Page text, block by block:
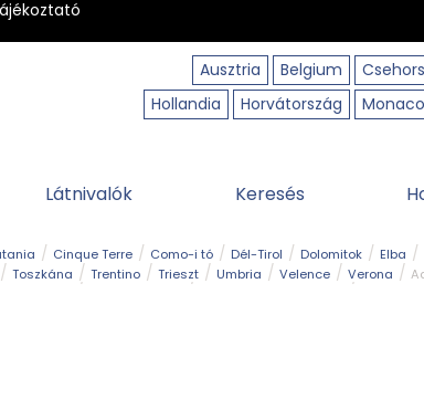
Ausztria
Belgium
Hollandia
Horvátország Monaco
Látnivalók Keresés
Cinque Terre Como-i tó Dél-Tirol Dolomitok
Elba
Toszkána Trentino Trieszt Umbria Velence Verona